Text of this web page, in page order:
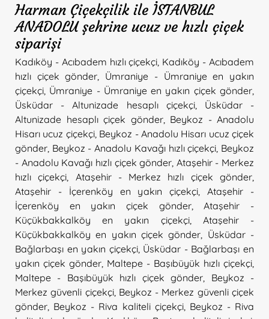
Harman Çiçekçilik ile İSTANBUL
ANADOLU şehrine ucuz ve hızlı çiçek
siparişi
Kadıköy - Acıbadem hızlı çiçekçi Kadıköy - Acıbadem
hızlı çiçek gönder
Ümraniye - Ümraniye en yakın
çiçekçi Ümraniye - Ümraniye en yakın çiçek gönder
Üsküdar - Altunizade hesaplı çiçekçi, Üsküdar -
Altunizade hesaplı çiçek gönder, Beykoz - Anadolu
Hisarı ucuz çiçekçi, Beykoz - Anadolu Hisarı ucuz çiçek
gönder Beykoz - Anadolu Kavağı hızlı çiçekçi Beykoz
- Anadolu Kavağı hızlı çiçek gönder Ataşehir - Merkez
hızlı çiçekçi
Ataşehir - Merkez hızlı çiçek gönder
Ataşehir - İçerenköy en yakın çiçekçi ,Ataşehir -
İçerenköy en yakın çiçek gönder,Ataşehir -
Küçükbakkalköy en yakın çiçekçi, Ataşehir -
Küçükbakkalköy en yakın çiçek gönder
Üsküdar -
Bağlarbaşı en yakın çiçekçi, Üsküdar - Bağlarbaşı en
yakın çiçek gönder Maltepe - Başıbüyük hızlı çiçekçi
Maltepe - Başıbüyük hızlı çiçek gönder
Beykoz -
Merkez güvenli çiçekçi, Beykoz - Merkez güvenli çiçek
gönder Beykoz - Riva kaliteli çiçekçi, Beykoz - Riva